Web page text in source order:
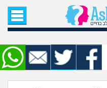
עמוד הבית
שאל שאלה
שאלות חדשות